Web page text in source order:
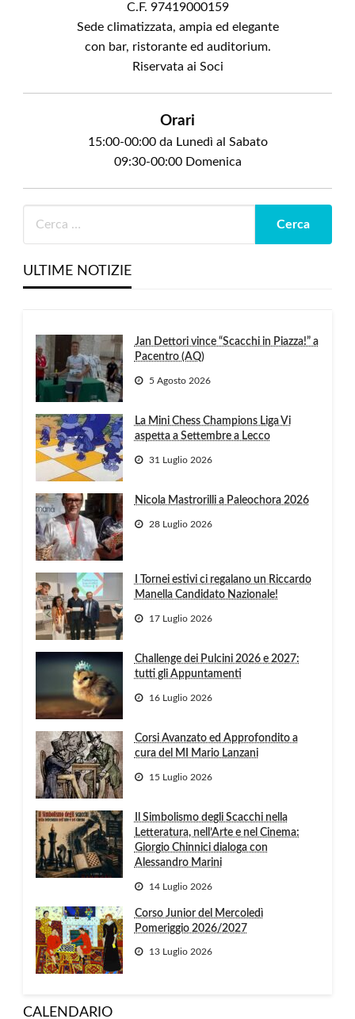
C.F. 97419000159
Sede climatizzata, ampia ed elegante
con bar, ristorante ed auditorium.
Riservata ai Soci
Orari
15:00-00:00 da Lunedì al Sabato
09:30-00:00 Domenica
ULTIME NOTIZIE
Jan Dettori vince “Scacchi in Piazza!” a
Pacentro (AQ)
5 Agosto 2026
La Mini Chess Champions Liga Vi
aspetta a Settembre a Lecco
31 Luglio 2026
Nicola Mastrorilli a Paleochora 2026
28 Luglio 2026
I Tornei estivi ci regalano un Riccardo
Manella Candidato Nazionale!
17 Luglio 2026
Challenge dei Pulcini 2026 e 2027:
tutti gli Appuntamenti
16 Luglio 2026
Corsi Avanzato ed Approfondito a
cura del MI Mario Lanzani
15 Luglio 2026
Il Simbolismo degli Scacchi nella
Letteratura, nell’Arte e nel Cinema:
Giorgio Chinnici dialoga con
Alessandro Marini
14 Luglio 2026
Corso Junior del Mercoledì
Pomeriggio 2026/2027
13 Luglio 2026
CALENDARIO